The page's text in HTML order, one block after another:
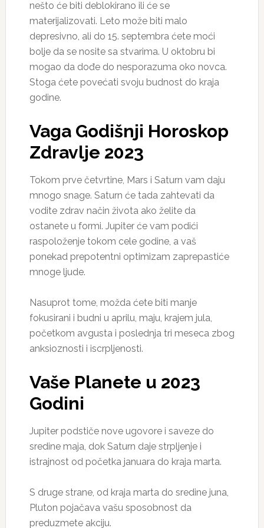
nešto će biti deblokirano ili će se
materijalizovati. Leto može biti malo
depresivno, ali do 15. septembra ćete moći
bolje da se nosite sa stvarima. U oktobru bi
mogao da dođe do nesporazuma oko novca.
Stoga ćete povećati svoju budnost do kraja
godine.
Vaga Godišnji Horoskop
Zdravlje 2023
Tokom prve četvrtine, Mars i Saturn vam daju
mnogo snage. Saturn će tada zahtevati da
vodite zdrav način života ako želite da
ostanete u formi. Jupiter će vam podići
raspoloženje tokom cele godine, a vaš
ponekad prepotentni optimizam zaprepastiće
mnoge ljude.
Nasuprot tome, možda ćete biti manje
fokusirani i budni u aprilu, maju, krajem jula,
početkom avgusta i poslednja tri meseca zbog
anksioznosti i iscrpljenosti.
Vaše Planete u 2023
Godini
Jupiter podstiče nove ugovore i saveze do
sredine maja, dok Saturn daje strpljenje i
istrajnost od početka januara do kraja marta.
S druge strane, od kraja marta do sredine juna,
Pluton pojačava vašu sposobnost da
preduzmete akciju.